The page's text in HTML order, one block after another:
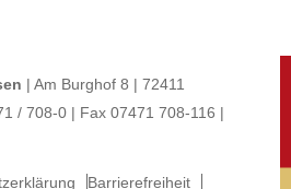
| Am Burghof 8 | 72411
/ 708-0 | Fax 07471 708-116 |
Barrierefreiheit